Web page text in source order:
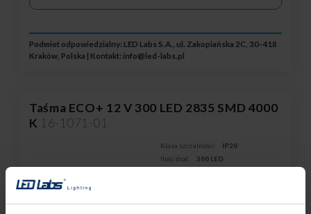
Podmiot odpowiedzialny: LED Labs S.A., ul. Zakopiańska 2C, 30-418
Kraków, Polska | Kontakt: info@led-labs.pl
Taśma ECO+ 12 V 300 LED 2835 SMD 4000
K 16-1071-01
Klasa szczelności:
IP20
Ilość diod:
300 LED